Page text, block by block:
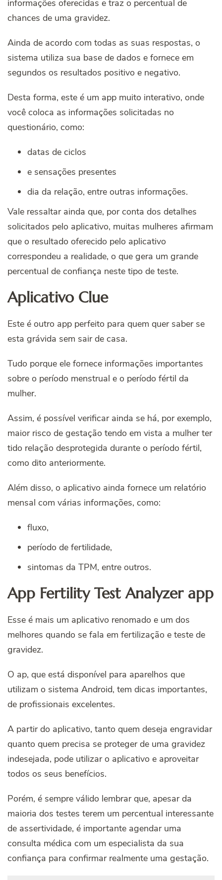
informações oferecidas e traz o percentual de
chances de uma gravidez.
Ainda de acordo com todas as suas respostas, o
sistema utiliza sua base de dados e fornece em
segundos os resultados positivo e negativo.
Desta forma, este é um app muito interativo, onde
você coloca as informações solicitadas no
questionário, como:
datas de ciclos
e sensações presentes
dia da relação, entre outras informações.
Vale ressaltar ainda que, por conta dos detalhes
solicitados pelo aplicativo, muitas mulheres afirmam
que o resultado oferecido pelo aplicativo
correspondeu a realidade, o que gera um grande
percentual de confiança neste tipo de teste.
Aplicativo Clue
Este é outro app perfeito para quem quer saber se
esta grávida sem sair de casa.
Tudo porque ele fornece informações importantes
sobre o período menstrual e o período fértil da
mulher.
Assim, é possível verificar ainda se há, por exemplo,
maior risco de gestação tendo em vista a mulher ter
tido relação desprotegida durante o período fértil,
como dito anteriormente.
Além disso, o aplicativo ainda fornece um relatório
mensal com várias informações, como:
fluxo,
período de fertilidade,
sintomas da TPM, entre outros.
App Fertility Test Analyzer app
Esse é mais um aplicativo renomado e um dos
melhores quando se fala em fertilização e teste de
gravidez.
O ap, que está disponível para aparelhos que
utilizam o sistema Android, tem dicas importantes,
de profissionais excelentes.
A partir do aplicativo, tanto quem deseja engravidar
quanto quem precisa se proteger de uma gravidez
indesejada, pode utilizar o aplicativo e aproveitar
todos os seus benefícios.
Porém, é sempre válido lembrar que, apesar da
maioria dos testes terem um percentual interessante
de assertividade, é importante agendar uma
consulta médica com um especialista da sua
confiança para confirmar realmente uma gestação.